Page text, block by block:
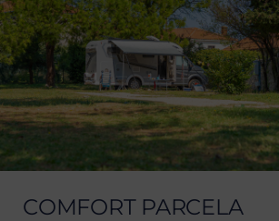
COMFORT PARCELA